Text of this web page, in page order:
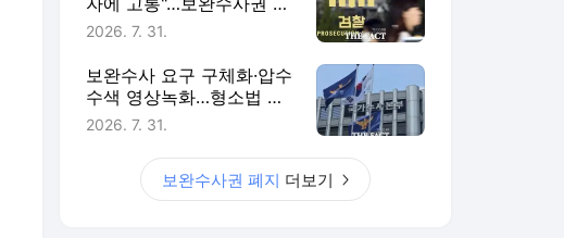
지 파장
2026. 7. 31.
보완수사 요구 구체화·압수
수색 영상녹화…형소법 개
정으로 바뀌는 경찰 수사
2026. 7. 31.
보완수사권 폐지 더보기